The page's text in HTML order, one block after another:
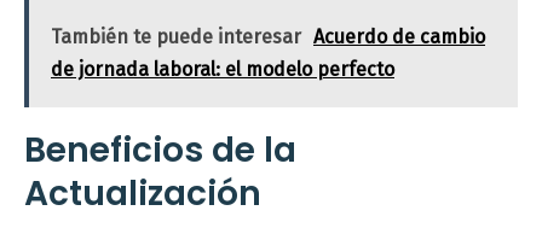
También te puede interesar Acuerdo de cambio
de jornada laboral: el modelo perfecto
Beneficios de la
Actualización